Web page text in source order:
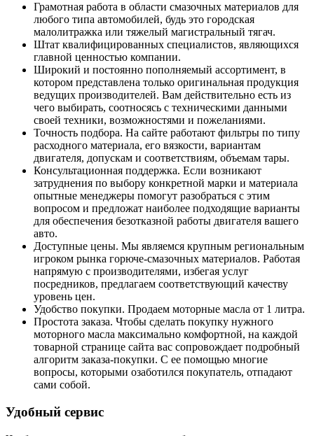
Грамотная работа в области смазочных материалов для
любого типа автомобилей, будь это городская
малолитражка или тяжелый магистральный тягач.
Штат квалифицированных специалистов, являющихся
главной ценностью компании.
Широкий и постоянно пополняемый ассортимент, в
котором представлена только оригинальная продукция
ведущих производителей. Вам действительно есть из
чего выбирать, соотносясь с техническими данными
своей техники, возможностями и пожеланиями.
Точность подбора. На сайте работают фильтры по типу
расходного материала, его вязкости, вариантам
двигателя, допускам и соответствиям, объемам тары.
Консультационная поддержка. Если возникают
затруднения по выбору конкретной марки и материала
опытные менеджеры помогут разобраться с этим
вопросом и предложат наиболее подходящие варианты
для обеспечения безотказной работы двигателя вашего
авто.
Доступные цены. Мы являемся крупным региональным
игроком рынка горюче-смазочных материалов. Работая
напрямую с производителями, избегая услуг
посредников, предлагаем соответствующий качеству
уровень цен.
Удобство покупки. Продаем моторные масла от 1 литра.
Простота заказа. Чтобы сделать покупку нужного
моторного масла максимально комфортной, на каждой
товарной странице сайта вас сопровождает подробный
алгоритм заказа-покупки. С ее помощью многие
вопросы, которыми озаботился покупатель, отпадают
сами собой.
Удобный сервис